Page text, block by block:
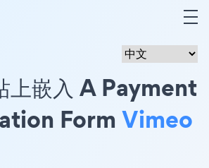
上嵌入 A Payment
Form Vimeo